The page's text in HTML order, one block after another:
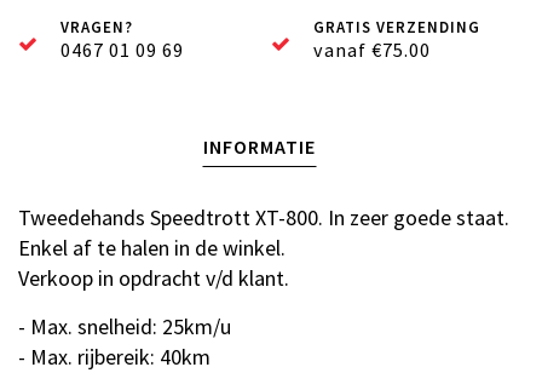
VRAGEN?
0467 01 09 69
GRATIS VERZENDING
vanaf €75.00
INFORMATIE
Tweedehands Speedtrott XT-800. In zeer goede staat.
Enkel af te halen in de winkel.
Verkoop in opdracht v/d klant.
- Max. snelheid: 25km/u
- Max. rijbereik: 40km